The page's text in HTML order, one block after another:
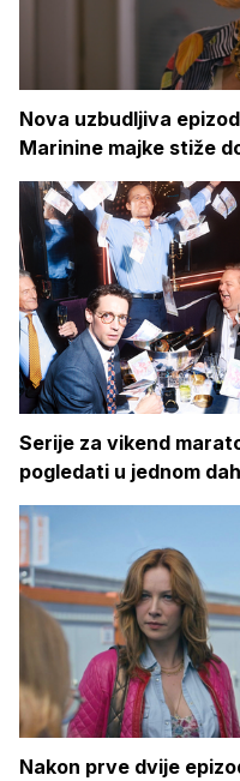
Nova uzbudljiva
Marinine majke stiže
Serije za vikend
pogledati u jednom
Nakon prve dvije